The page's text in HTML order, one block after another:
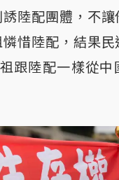
陸配團體，不讓
惜陸配，結果民
跟陸配一樣從中